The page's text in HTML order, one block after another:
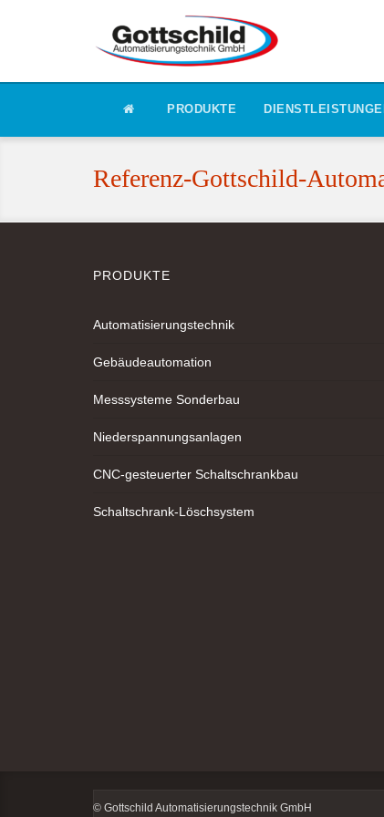
PRODUKTE
Referenz-Gottschild-
PRODUKTE
Automatisierungstechnik
Gebäudeautomation
Messsysteme Sonderbau
Niederspannungsanlagen
CNC-gesteuerter Schaltschrankbau
Schaltschrank-Löschsystem
© Gottschild Automatisierungstechnik GmbH